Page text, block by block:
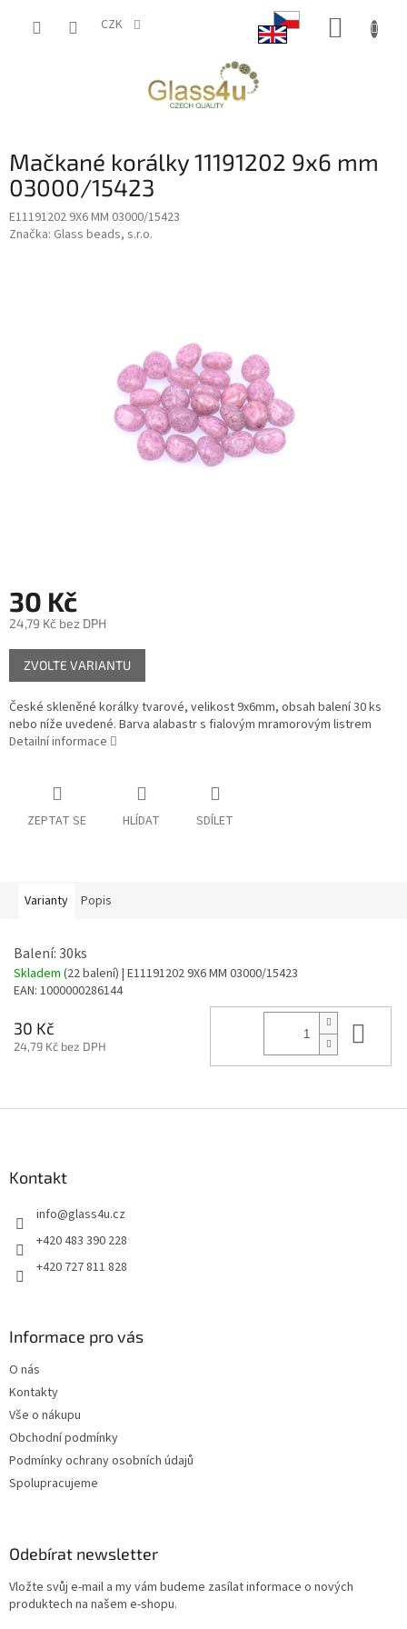
CZK
Mačkané korálky 11191202 9x6 mm
03000/15423
E11191202 9X6 MM 03000/15423
Značka: Glass beads, s.r.o.
30 Kč
24,79 Kč bez DPH
Měrná
cena:
ZVOLTE VARIANTU
České skleněné korálky tvarové, velikost 9x6mm, obsah balení 30 ks
nebo níže uvedené. Barva alabastr s fialovým mramorovým listrem
Detailní informace
ZEPTAT SE HLÍDAT SDÍLET
Varianty Popis
Balení: 30ks
Skladem (22 balení) | E11191202 9X6 MM 03000/15423
EAN: 1000000286144
30 Kč
24,79 Kč bez DPH
Kontakt
info@glass4u.cz
+420 483 390 228
+420 727 811 828
Informace pro vás
O nás
Kontakty
Vše o nákupu
Obchodní podmínky
Podmínky ochrany osobních údajů
Spolupracujeme
Odebírat newsletter
Vložte svůj e-mail a my vám budeme zasílat informace o nových
produktech na našem e-shopu.